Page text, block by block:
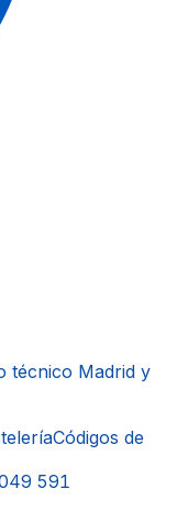
técnico Madrid y
Códigos de
591